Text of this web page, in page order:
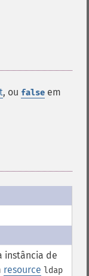
, ou false em
instância de
resource ldap